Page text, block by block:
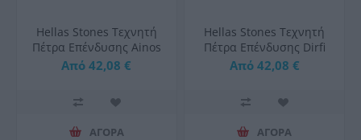
Hellas Stones Τεχνητή
Πέτρα Επένδυσης Ainos
Blanky & Corner
Από 42,08 €
ΑΓΟΡΑ
Hellas Stones Τεχνητή
Πέτρα Επένδυσης Dirfi
Blanky & Corner
Από 42,08 €
ΑΓΟΡΑ